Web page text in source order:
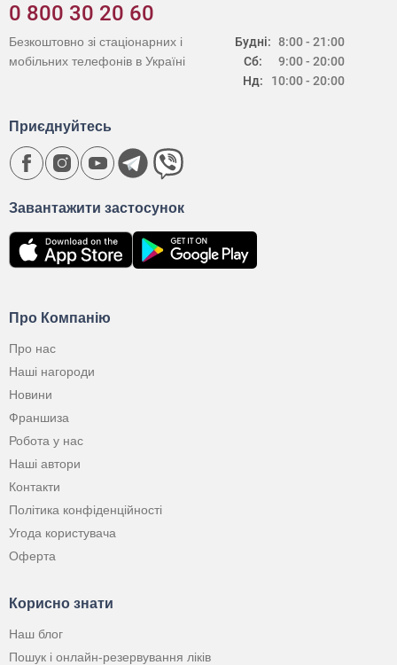
0 800 30 20 60
Будні:
Сб:
Нд:
8:00 - 21:00
9:00 - 20:00
10:00 - 20:00
Безкоштовно зі стаціонарних і
мобільних телефонів в Україні
Про Компанію
Про нас
Наші нагороди
Новини
Франшиза
Робота у нас
Наші автори
Контакти
Політика конфіденційності
Угода користувача
Оферта
Корисно знати
Наш блог
Пошук і онлайн-резервування ліків
Завантажити застосунок
Приєднуйтесь